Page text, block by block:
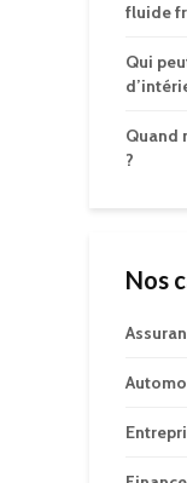
fluide
Qui
Quand
?
Nos